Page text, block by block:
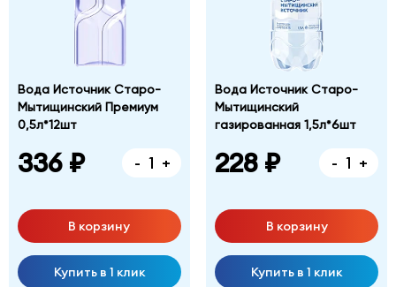
Вода Источник Старо-
Мытищинский Премиум
0,5л*12шт
336 ₽ - +
В корзину
Купить в 1 клик
Вода Источник Старо-
Мытищинский
газированная 1,5л*6шт
228 ₽ - +
В корзину
Купить в 1 клик